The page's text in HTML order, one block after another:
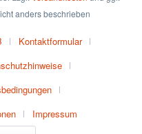
anders beschrieben
Kontaktformular
Impressum